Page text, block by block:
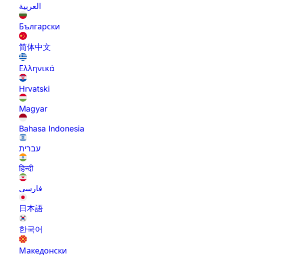
العربية
Български
简体中文
Ελληνικά
Hrvatski
Magyar
Bahasa Indonesia
עברית
हिन्दी
فارسی
日本語
한국어
Македонски